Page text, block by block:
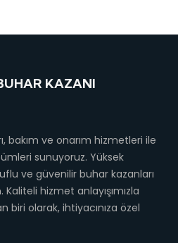
KAZANI
bakım ve onarım hizmetleri ile
sunuyoruz. Yüksek
ve güvenilir buhar kazanları
hizmet anlayışımızla
biri olarak, ihtiyacınıza özel